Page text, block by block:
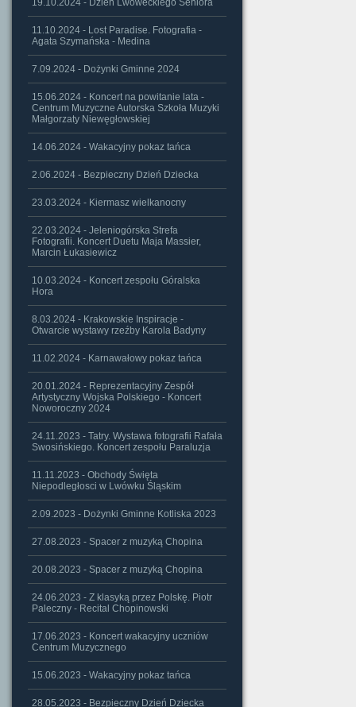
19.10.2024 - Dzień Lwóweckiego Seniora
11.10.2024 - Lost Paradise. Fotografia -
Agata Szymańska - Medina
7.09.2024 - Dożynki Gminne 2024
15.06.2024 - Koncert na powitanie lata -
Centrum Muzyczne Autorska Szkoła Muzyki
Małgorzaty Niewęgłowskiej
14.06.2024 - Wakacyjny pokaz tańca
2.06.2024 - Bezpieczny Dzień Dziecka
23.03.2024 - Kiermasz wielkanocny
22.03.2024 - Jeleniogórska Strefa
Fotografii. Koncert Duetu Maja Massier,
Marcin Łukasiewicz
10.03.2024 - Koncert zespołu Góralska
Hora
8.03.2024 - Krakowskie Inspiracje -
Otwarcie wystawy rzeźby Karola Badyny
11.02.2024 - Karnawałowy pokaz tańca
20.01.2024 - Reprezentacyjny Zespół
Artystyczny Wojska Polskiego - Koncert
Noworoczny 2024
24.11.2023 - Tatry. Wystawa fotografii Rafała
Swosińskiego. Koncert zespołu Paraluzja
11.11.2023 - Obchody Święta
Niepodległosci w Lwówku Śląskim
2.09.2023 - Dożynki Gminne Kotliska 2023
27.08.2023 - Spacer z muzyką Chopina
20.08.2023 - Spacer z muzyką Chopina
24.06.2023 - Z klasyką przez Polskę. Piotr
Paleczny - Recital Chopinowski
17.06.2023 - Koncert wakacyjny uczniów
Centrum Muzycznego
15.06.2023 - Wakacyjny pokaz tańca
28.05.2023 - Bezpieczny Dzień Dziecka